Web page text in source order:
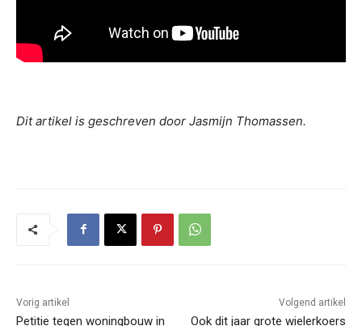
Dit artikel is geschreven door Jasmijn Thomassen.
Vorig artikel
Petitie tegen woningbouw in
Volgend artikel
Ook dit jaar grote wielerkoers